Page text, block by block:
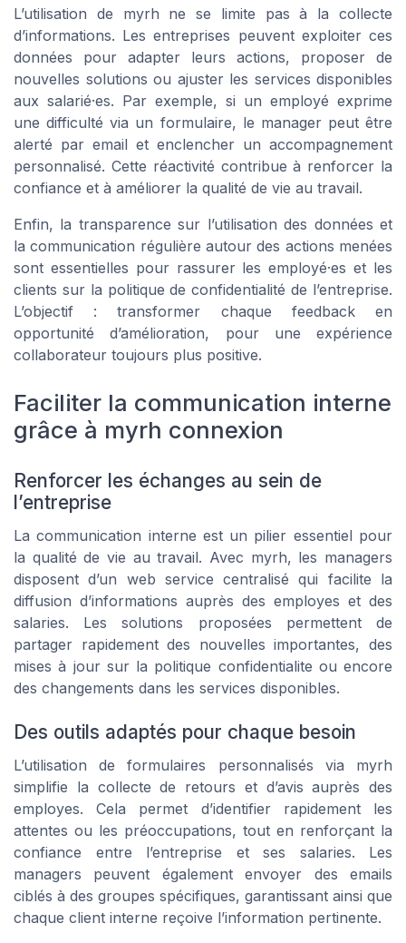
L’utilisation de myrh ne se limite pas à la collecte
d’informations. Les entreprises peuvent exploiter ces
données pour adapter leurs actions, proposer de
nouvelles solutions ou ajuster les services disponibles
aux salarié·es. Par exemple, si un employé exprime
une difficulté via un formulaire, le manager peut être
alerté par email et enclencher un accompagnement
personnalisé. Cette réactivité contribue à renforcer la
confiance et à améliorer la qualité de vie au travail.
Enfin, la transparence sur l’utilisation des données et
la communication régulière autour des actions menées
sont essentielles pour rassurer les employé·es et les
clients sur la politique de confidentialité de l’entreprise.
L’objectif : transformer chaque feedback en
opportunité d’amélioration, pour une expérience
collaborateur toujours plus positive.
Faciliter la communication interne
grâce à myrh connexion
Renforcer les échanges au sein de
l’entreprise
La communication interne est un pilier essentiel pour
la qualité de vie au travail. Avec myrh, les managers
disposent d’un web service centralisé qui facilite la
diffusion d’informations auprès des employes et des
salaries. Les solutions proposées permettent de
partager rapidement des nouvelles importantes, des
mises à jour sur la politique confidentialite ou encore
des changements dans les services disponibles.
Des outils adaptés pour chaque besoin
L’utilisation de formulaires personnalisés via myrh
simplifie la collecte de retours et d’avis auprès des
employes. Cela permet d’identifier rapidement les
attentes ou les préoccupations, tout en renforçant la
confiance entre l’entreprise et ses salaries. Les
managers peuvent également envoyer des emails
ciblés à des groupes spécifiques, garantissant ainsi que
chaque client interne reçoive l’information pertinente.